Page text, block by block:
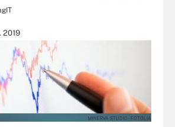
2019
MINERVA STUDIO - FOTOLIA